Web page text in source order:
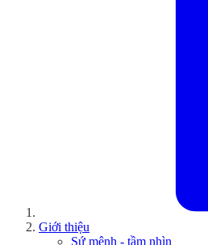
Giới thiệu
Sứ mệnh - tầm nhìn